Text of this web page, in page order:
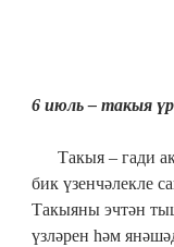
6 июль – такыя
⠀⠀Такыя – гади
бик үзенчәлекле
Такыяны эчтән
үзләрен һәм